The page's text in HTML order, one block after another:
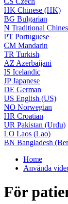
HK Chinese (HK)
BG Bulgarian
N Traditional
PT Portuguese
CM Mandarin
TR Turkish
AZ Azerbaijani
IS Icelandic
JPJapanese
DE German
US English (US)
NO Norwegian
HR Croatian
UR Pakistan (Urdu)
LO Laos (Lao)
BN Bangladesh
Home
Använda
För